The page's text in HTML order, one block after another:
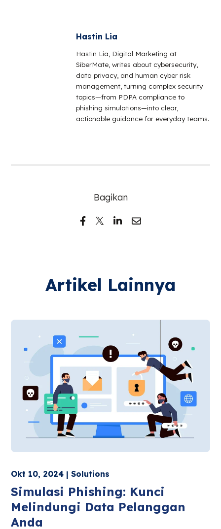
Hastin Lia
Hastin Lia, Digital Marketing at
SiberMate, writes about cybersecurity,
data privacy, and human cyber risk
management, turning complex security
topics—from PDPA compliance to
phishing simulations—into clear,
actionable guidance for everyday teams.
Bagikan
Artikel Lainnya
Okt 10, 2024 | Solutions
Simulasi Phishing: Kunci
Melindungi Data Pelanggan
Anda